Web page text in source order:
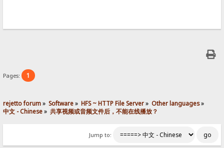
Pages: 1
rejetto forum» Software» HFS ~ HTTP File Server» Other languages»
中文 - Chinese» 共享视频或音频文件后，不能在线播放？
Jump to: